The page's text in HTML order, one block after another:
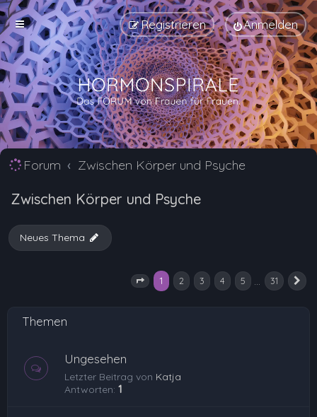
Anmelden
Registrieren
Forum Zwischen Körper und Psyche
Zwischen Körper und Psyche
Neues Thema
Seite von
1 2 3 4 5 31
Themen
Ungesehen
Letzter Beitrag von Katja
Antworten: 1